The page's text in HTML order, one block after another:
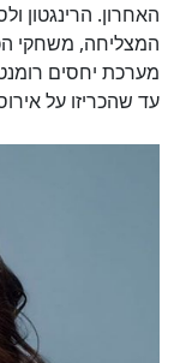
האחרון. הרינגטון
המצליחה, משחקי
מערכת יחסים
עד שהכריזו על